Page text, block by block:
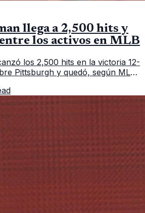
llega a 2,500 hits y
los activos en MLB
los 2,500 hits en la victoria 12-
Pittsburgh y quedó, según MLB,